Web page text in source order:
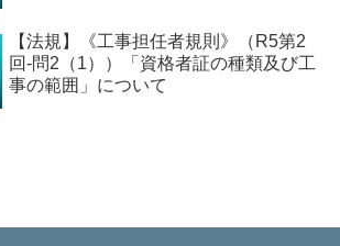
【法規】《工事担任者規則》（R5第2
回-問2（1））「資格者証の種類及び工
事の範囲」について